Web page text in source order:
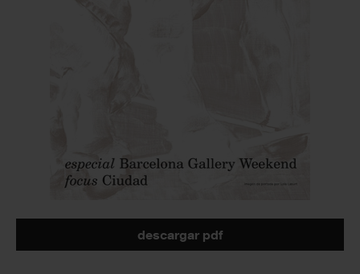
descargar pdf